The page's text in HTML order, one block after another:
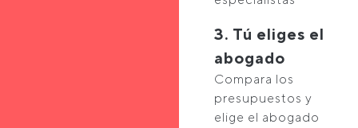
3. Tú eliges el
abogado
Compara los
presupuestos y
elige el abogado